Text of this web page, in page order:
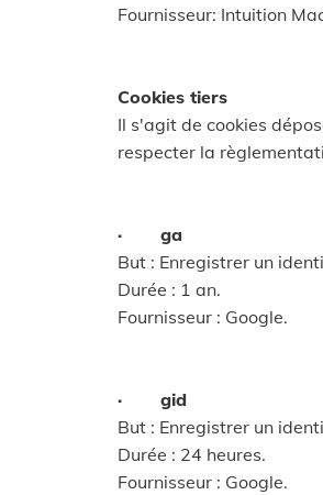
Fournisseur: Intuition
Cookies tiers
Il s'agit de cookies
respecter la
· ga
But : Enregistrer un
Durée : 1 an.
Fournisseur : Google.
· gid
But : Enregistrer un
Durée : 24 heures.
Fournisseur : Google.